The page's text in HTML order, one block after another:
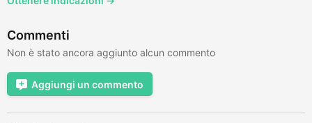
Commenti
Non è stato ancora aggiunto alcun commento
Aggiungi un commento